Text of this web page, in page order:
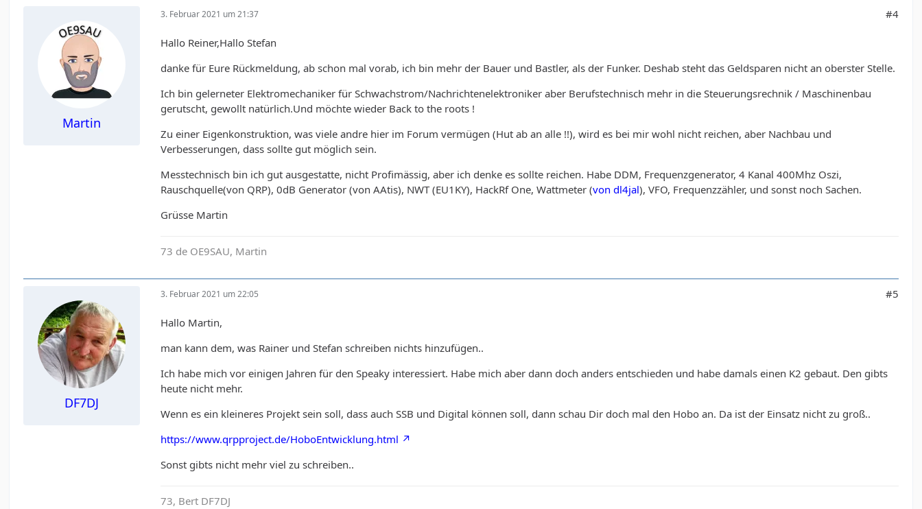
Martin
3. Februar 2021 um 21:37 #4
Hallo Reiner,Hallo Stefan
danke für Eure Rückmeldung, ab schon mal vorab, ich bin mehr der Bauer und Bastler, als der Funker. Deshab steht das Geldsparen nicht an oberster Stelle.
Ich bin gelerneter Elektromechaniker für Schwachstrom/Nachrichtenelektroniker aber Berufstechnisch mehr in die Steuerungsrechnik / Maschinenbau
gerutscht, gewollt natürlich.Und möchte wieder Back to the roots !
Zu einer Eigenkonstruktion, was viele andre hier im Forum vermügen (Hut ab an alle !!), wird es bei mir wohl nicht reichen, aber Nachbau und
Verbesserungen, dass sollte gut möglich sein.
Messtechnisch bin ich gut ausgestatte, nicht Profimässig, aber ich denke es sollte reichen. Habe DDM, Frequenzgenerator, 4 Kanal 400Mhz Oszi,
Rauschquelle(von QRP), 0dB Generator (von AAtis), NWT (EU1KY), HackRf One, Wattmeter (von dl4jal), VFO, Frequenzzähler, und sonst noch Sachen.
Grüsse Martin
73 de OE9SAU, Martin
DF7DJ
3. Februar 2021 um 22:05 #5
Hallo Martin,
man kann dem, was Rainer und Stefan schreiben nichts hinzufügen..
Ich habe mich vor einigen Jahren für den Speaky interessiert. Habe mich aber dann doch anders entschieden und habe damals einen K2 gebaut. Den gibts
heute nicht mehr.
Wenn es ein kleineres Projekt sein soll, dass auch SSB und Digital können soll, dann schau Dir doch mal den Hobo an. Da ist der Einsatz nicht zu groß..
https://www.qrpproject.de/HoboEntwicklung.html
Sonst gibts nicht mehr viel zu schreiben..
73, Bert DF7DJ